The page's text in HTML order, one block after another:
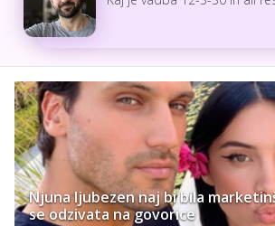
Njuna ljubezen naj bi bila
se odzivata na govorice